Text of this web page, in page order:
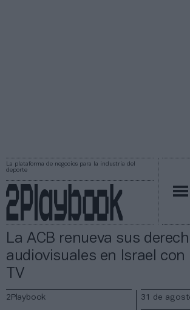
La plataforma de negocios para la industria del
deporte
La ACB renueva sus
audiovisuales en Israel con
TV
2Playbook 31 de